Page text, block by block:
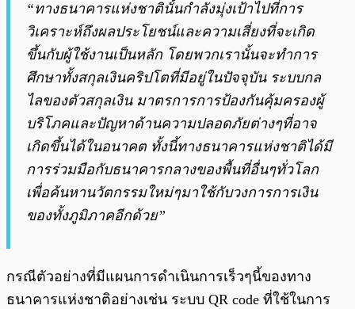
“ทางธนาคารแห่งชาตินั้นกำลังมุ่งเป้าไปที่การ
วิเคราะห์ถึงผลประโยชน์และความเสี่ยงที่จะเกิด
ขึ้นกับผู้ใช้งานเป็นหลัก โดยพวกเรานั้นจะทำการ
ศึกษาทั้งสกุลเงินคริปโตที่มีอยู่ในปัจจุบัน ระบบกล
ไลของตัวสกุลเงิน มาตรการการป้องกันคุ้มครองผู้
บริโภคและปัญหาด้านความปลอดภัยต่างๆที่อาจ
เกิดขึ้นได้ในอนาคต ทั้งนี้ทางธนาคารแห่งชาติได้มี
การร่วมมือกับธนาคารกลางของพื้นที่อื่นๆทั่วโลก
เพื่อค้นหานวัตกรรมใหม่ๆมาใช้กับวงการการเงิน
ของทั้งภูมิภาคอีกด้วย”
กรณีตัวอย่างที่มีแผนการดำเนินการเร็วๆนี้ของทาง
ธนาคารแห่งชาติอย่างเช่น ระบบ QR code ที่ใช้ในการ